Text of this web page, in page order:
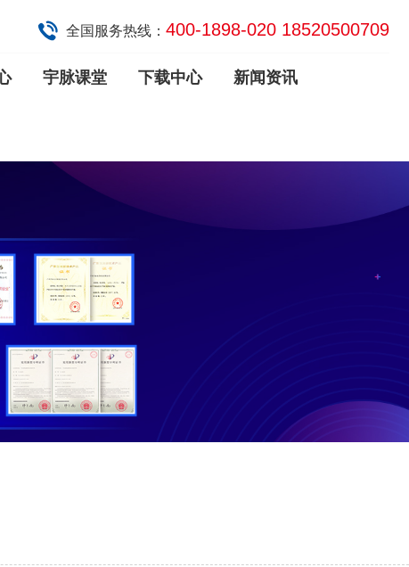
全国服务热线： 400-1898-020 18520500709
宇脉课堂 下载中心 新闻资讯